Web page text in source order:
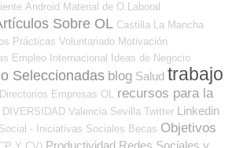
Android Material de O.Laboral
Sobre OL Castilla La Mancha
Prácticas Voluntariado Motivación
Empleo Internacional Ideas de Negocio
Seleccionadas blog Salud trabajo
Directorios Empresas OL recursos para la
DIVERSIDAD Valencia Sevilla Twitter Linkedin
- Iniciativas Sociales Becas Objetivos
Productividad Redes Sociales y